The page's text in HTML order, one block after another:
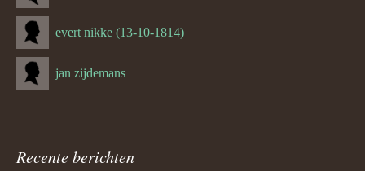
evert nikke (13-10-1814)
jan zijdemans
Recente berichten